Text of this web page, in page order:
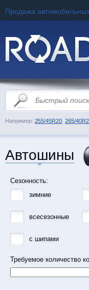
Продажа
Например: 255/45R20 265/
Автошины
Сезонность:
зимние
всесезонные
с шипами
Требуемое количество